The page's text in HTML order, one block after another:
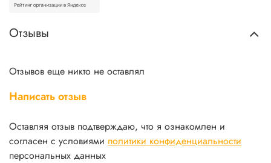
Отзывы
Отзывов еще никто не оставлял
Написать отзыв
Оставляя отзыв подтверждаю, что я ознакомлен и
согласен с условиями политики конфиденциальности
персональных данных